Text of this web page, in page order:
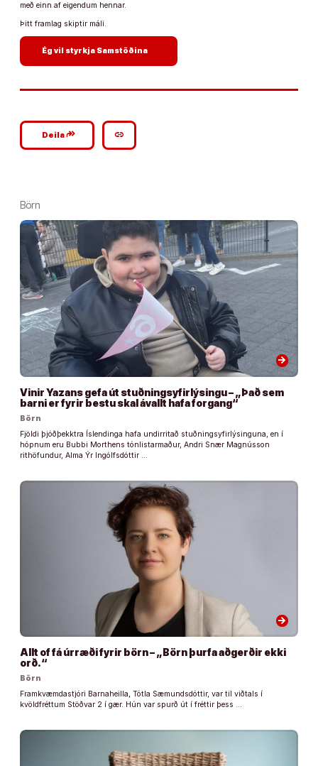
með einn af eigendum hennar.
Þitt framlag skiptir máli.
Ég vil styrkja Samstöðina
Deilagoogle_plus_reshare link
Börn
arrow_forward
Vinir Yazans gefa út stuðningsyfirlýsingu – „Það sem
barni er fyrir bestu skal ávallt hafa forgang“
Börn
Fjöldi þjóðþekktra Íslendinga hafa undirritað stuðningsyfirlýsinguna, en í
hópnum eru Bubbi Morthens tónlistarmaður, Andri Snær Magnússon
rithöfundur, Alma Ýr Ingólfsdóttir …
arrow_forward
Allt of fá úrræði fyrir börn – „Börn þurfa aðgerðir ekki
orð.“
Börn
Framkvæmdastjóri Barnaheilla, Tótla Sæmundsdóttir, var til viðtals í
kvöldfréttum Stöðvar 2 í gær. Hún var spurð út í fréttir þess …